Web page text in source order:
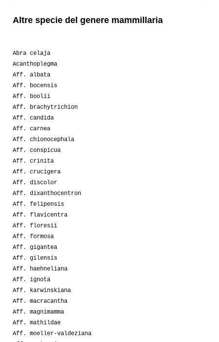
Altre specie del genere mammillaria
Abra celaja
Acanthoplegma
Aff. albata
Aff. bocensis
Aff. boolii
Aff. brachytrichion
Aff. candida
Aff. carnea
Aff. chionocephala
Aff. conspicua
Aff. crinita
Aff. crucigera
Aff. discolor
Aff. dixanthocentron
Aff. felipensis
Aff. flavicentra
Aff. floresii
Aff. formosa
Aff. gigantea
Aff. gilensis
Aff. haehneliana
Aff. ignota
Aff. karwinskiana
Aff. macracantha
Aff. magnimamma
Aff. mathildae
Aff. moeller-valdeziana